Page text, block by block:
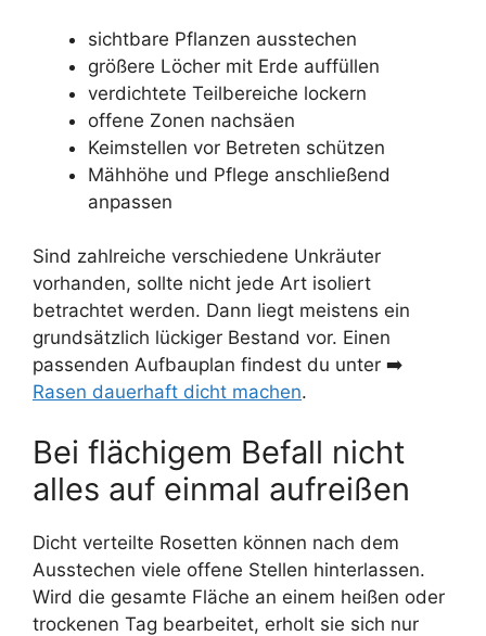
sichtbare Pflanzen ausstechen
größere Löcher mit Erde auffüllen
verdichtete Teilbereiche lockern
offene Zonen nachsäen
Keimstellen vor Betreten schützen
Mähhöhe und Pflege anschließend
anpassen
Sind zahlreiche verschiedene Unkräuter
vorhanden, sollte nicht jede Art isoliert
betrachtet werden. Dann liegt meistens ein
grundsätzlich lückiger Bestand vor. Einen
passenden Aufbauplan findest du unter ➡️
Rasen dauerhaft dicht machen.
Bei flächigem Befall nicht
alles auf einmal aufreißen
Dicht verteilte Rosetten können nach dem
Ausstechen viele offene Stellen hinterlassen.
Wird die gesamte Fläche an einem heißen oder
trockenen Tag bearbeitet, erholt sie sich nur